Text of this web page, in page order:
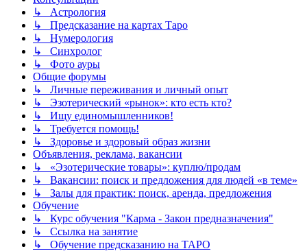
↳ Астрология
↳ Предсказание на картах Таро
↳ Нумерология
↳ Синхролог
↳ Фото ауры
Общие форумы
↳ Личные переживания и личный опыт
↳ Эзотерический «рынок»: кто есть кто?
↳ Ищу единомышленников!
↳ Требуется помощь!
↳ Здоровье и здоровый образ жизни
Объявления, реклама, вакансии
↳ «Эзотерические товары»: куплю/продам
↳ Вакансии: поиск и предложения для людей «в теме»
↳ Залы для практик: поиск, аренда, предложения
Обучение
↳ Курс обучения "Карма - Закон предназначения"
↳ Ссылка на занятие
↳ Обучение предсказанию на ТАРО